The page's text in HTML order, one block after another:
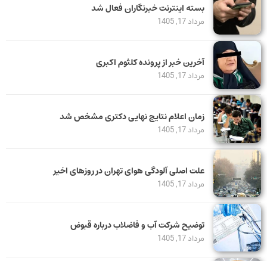
بسته اینترنت خبرنگاران فعال شد
مرداد 17, 1405
آخرین خبر از پرونده کلثوم اکبری
مرداد 17, 1405
زمان اعلام نتایج نهایی دکتری مشخص شد
مرداد 17, 1405
علت اصلی آلودگی هوای تهران در روزهای اخیر
مرداد 17, 1405
توضیح شرکت آب و فاضلاب درباره قبوض
مرداد 17, 1405